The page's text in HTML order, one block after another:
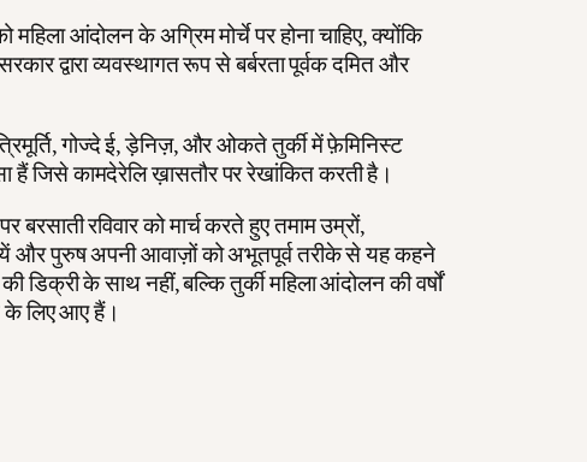
आंदोलन के अग्रिम मोर्चे पर होना चाहिए, क्योंकि
द्वारा व्यवस्थागत रूप से बर्बरता पूर्वक दमित और
गोज्दे ई, ड़ेनिज़, और ओकते तुर्की में फ़ेमिनिस्ट
हैं जिसे कामदेरेलि ख़ासतौर पर रेखांकित करती है।
रविवार को मार्च करते हुए तमाम उम्रों,
और पुरुष अपनी आवाज़ों को अभूतपूर्व तरीके से यह कहने
डिक्री के साथ नहीं, बल्कि तुर्की महिला आंदोलन की वर्षों
के लिए आए हैं।